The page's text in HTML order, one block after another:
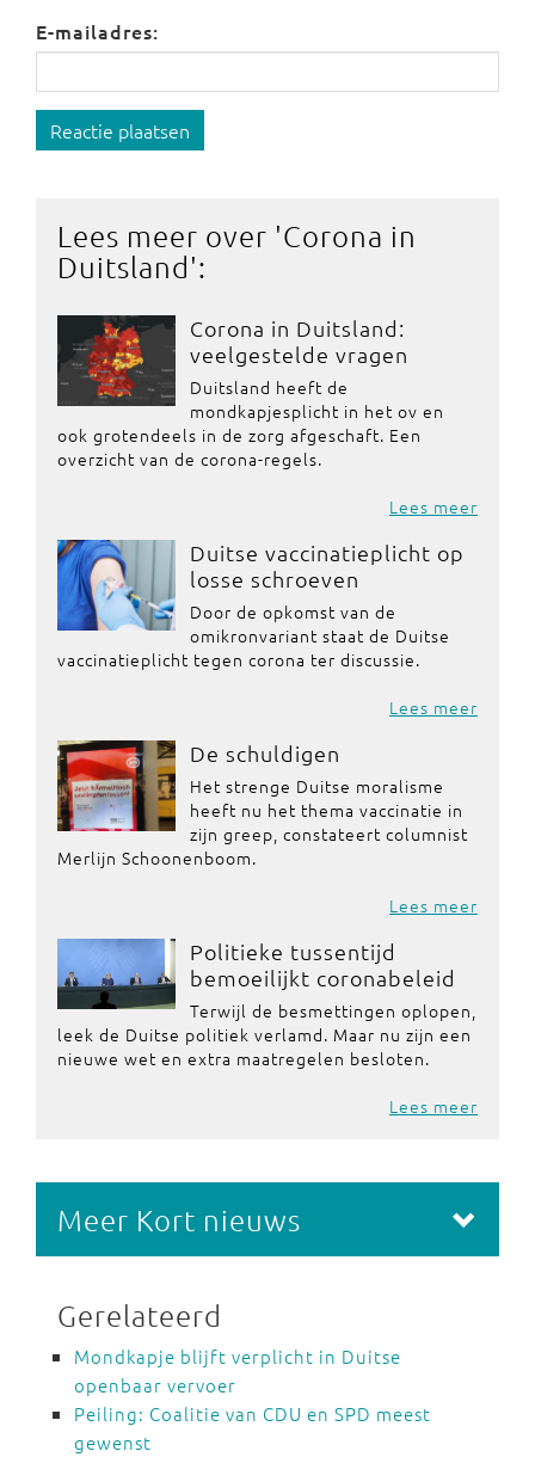
E-mailadres:
Reactie plaatsen
Lees meer over 'Corona in
Duitsland':
Corona in Duitsland:
veelgestelde vragen
Duitsland heeft de
mondkapjesplicht in het ov en
ook grotendeels in de zorg afgeschaft. Een
overzicht van de corona-regels.
Lees meer
Duitse vaccinatieplicht op
losse schroeven
Door de opkomst van de
omikronvariant staat de Duitse
vaccinatieplicht tegen corona ter discussie.
Lees meer
De schuldigen
Het strenge Duitse moralisme
heeft nu het thema vaccinatie in
zijn greep, constateert columnist
Merlijn Schoonenboom.
Lees meer
Politieke tussentijd
bemoeilijkt coronabeleid
Terwijl de besmettingen oplopen,
leek de Duitse politiek verlamd. Maar nu zijn een
nieuwe wet en extra maatregelen besloten.
Lees meer
Meer Kort nieuws
Gerelateerd
Mondkapje blijft verplicht in Duitse
openbaar vervoer
Peiling: Coalitie van CDU en SPD meest
gewenst